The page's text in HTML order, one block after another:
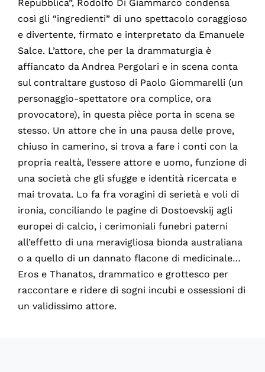
Repubblica”, Rodolfo Di Giammarco condensa
così gli “ingredienti” di uno spettacolo coraggioso
e divertente, firmato e interpretato da Emanuele
Salce. L’attore, che per la drammaturgia è
affiancato da Andrea Pergolari e in scena conta
sul contraltare gustoso di Paolo Giommarelli (un
personaggio-spettatore ora complice, ora
provocatore), in questa pièce porta in scena se
stesso. Un attore che in una pausa delle prove,
chiuso in camerino, si trova a fare i conti con la
propria realtà, l’essere attore e uomo, funzione di
una società che gli sfugge e identità ricercata e
mai trovata. Lo fa fra voragini di serietà e voli di
ironia, conciliando le pagine di Dostoevskij agli
europei di calcio, i cerimoniali funebri paterni
all’effetto di una meravigliosa bionda australiana
o a quello di un dannato flacone di medicinale…
Eros e Thanatos, drammatico e grottesco per
raccontare e ridere di sogni incubi e ossessioni di
un validissimo attore.